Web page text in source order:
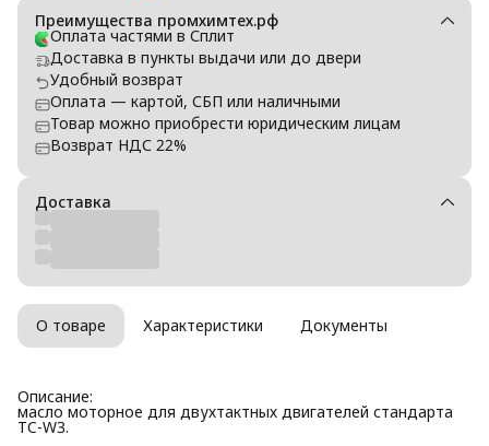
Преимущества промхимтех.рф
Оплата частями в Сплит
Доставка в пункты выдачи или до двери
Удобный возврат
Оплата — картой, СБП или наличными
Товар можно приобрести юридическим лицам
Возврат НДС 22%
Доставка
О товаре Характеристики Документы
Описание:
масло моторное для двухтактных двигателей стандарта
TC-W3.